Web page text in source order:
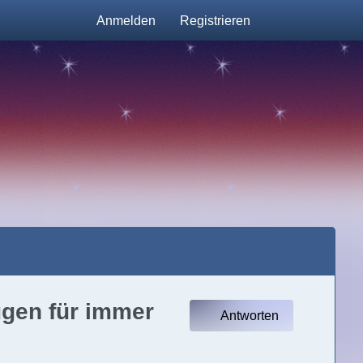
Anmelden Registrieren
für immer Antworten